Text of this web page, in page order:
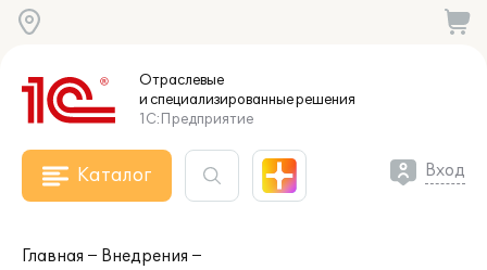
Отраслевые
и специализированныерешения
1С:Предприятие
Каталог Вход
Главная
Внедрения